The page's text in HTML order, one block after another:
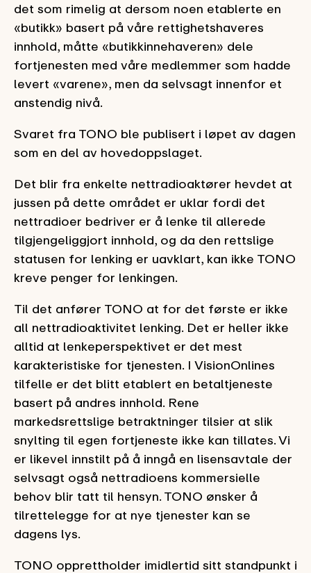
det som rimelig at dersom noen etablerte en
«butikk» basert på våre rettighetshaveres
innhold, måtte «butikkinnehaveren» dele
fortjenesten med våre medlemmer som hadde
levert «varene», men da selvsagt innenfor et
anstendig nivå.
Svaret fra TONO ble publisert i løpet av dagen
som en del av hovedoppslaget.
Det blir fra enkelte nettradioaktører hevdet at
jussen på dette området er uklar fordi det
nettradioer bedriver er å lenke til allerede
tilgjengeliggjort innhold, og da den rettslige
statusen for lenking er uavklart, kan ikke TONO
kreve penger for lenkingen.
Til det anfører TONO at for det første er ikke
all nettradioaktivitet lenking. Det er heller ikke
alltid at lenkeperspektivet er det mest
karakteristiske for tjenesten. I VisionOnlines
tilfelle er det blitt etablert en betaltjeneste
basert på andres innhold. Rene
markedsrettslige betraktninger tilsier at slik
snylting til egen fortjeneste ikke kan tillates. Vi
er likevel innstilt på å inngå en lisensavtale der
selvsagt også nettradioens kommersielle
behov blir tatt til hensyn. TONO ønsker å
tilrettelegge for at nye tjenester kan se
dagens lys.
TONO opprettholder imidlertid sitt standpunkt i